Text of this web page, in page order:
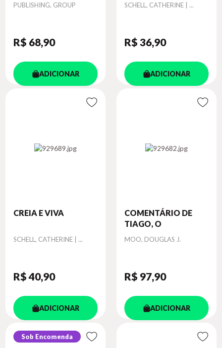
Autor
PUBLISHING, GROUP
R$ 68,90
ADICIONAR
Autor
SCHELL, CATHERINE | ...
R$ 36,90
ADICIONAR
CREIA E VIVA
Autor
SCHELL, CATHERINE | ...
R$ 40,90
ADICIONAR
COMENTÁRIO DE
TIAGO, O
Autor
MOO, DOUGLAS J.
R$ 97,90
ADICIONAR
Sob Encomenda